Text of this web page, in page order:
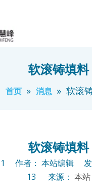
软滚铸填料
首页 » 消息 » 软滚
软滚铸填料
1
作者： 本站编辑 发
13 来源： 本站